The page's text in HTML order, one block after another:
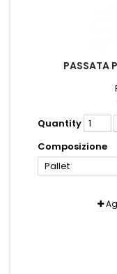
PASSATA
Quantity
Composizione
Pallet